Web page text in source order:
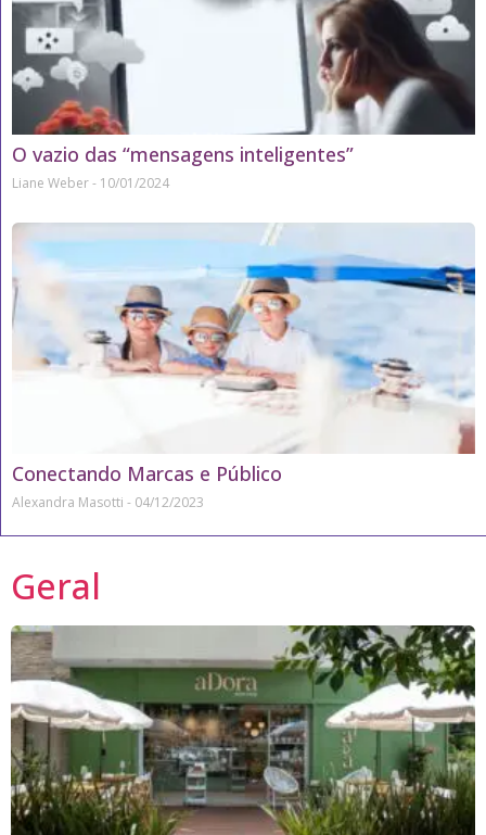
O vazio das “mensagens inteligentes”
Liane Weber 10/01/2024
Conectando Marcas e Público
Alexandra Masotti 04/12/2023
Geral